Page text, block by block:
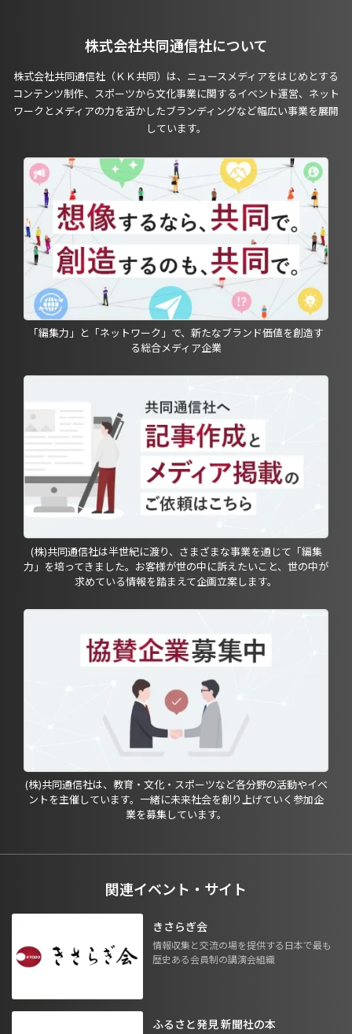
株式会社共同通信社について
株式会社共同通信社（ＫＫ共同）は、ニュースメディアをはじめとする
コンテンツ制作、スポーツから文化事業に関するイベント運営、ネット
ワークとメディアの力を活かしたブランディングなど幅広い事業を展開
しています。
「編集力」と「ネットワーク」で、新たなブランド価値を創造す
る総合メディア企業
(株)共同通信社は半世紀に渡り、さまざまな事業を通じて「編集
力」を培ってきました。お客様が世の中に訴えたいこと、世の中が
求めている情報を踏まえて企画立案します。
(株)共同通信社は、教育・文化・スポーツなど各分野の活動やイベ
ントを主催しています。一緒に未来社会を創り上げていく参加企
業を募集しています。
関連イベント・サイト
きさらぎ会
情報収集と交流の場を提供する日本で最も
歴史ある会員制の講演会組織
ふるさと発見 新聞社の本